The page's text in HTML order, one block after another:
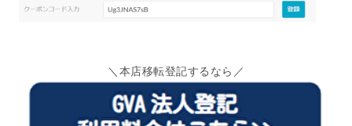
＼本店移転登記するなら／